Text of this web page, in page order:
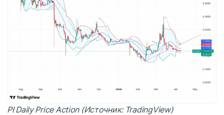
PI Daily Price Action (Источник: TradingView)